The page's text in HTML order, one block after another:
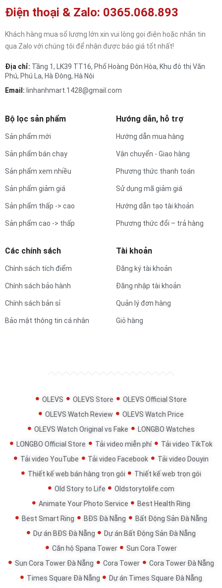
Điện thoại & Zalo: 0365.068.893
Khách hàng mua số lượng lớn xin vui lòng gọi điện hoặc nhắn tin
qua Zalo với chúng tôi để nhận được báo giá tốt nhất!
Địa chỉ: Tầng 1, LK39 TT16, Phố Hoàng Đôn Hòa, Khu đô thị Văn
Phú, Phú La, Hà Đông, Hà Nội
Email: linhanhmart.1428@gmail.com
Bộ lọc sản phẩm
Sản phẩm mới
Sản phẩm bán chạy
Sản phẩm xem nhiều
Sản phẩm giảm giá
Sản phẩm thấp -> cao
Sản phẩm cao -> thấp
Hướng dẫn, hỗ trợ
Hướng dẫn mua hàng
Vận chuyển - Giao hàng
Phương thức thanh toán
Sử dụng mã giảm giá
Hướng dẫn tạo tài khoản
Phương thức đổi – trả hàng
Các chính sách
Chính sách tích điểm
Chính sách bảo hành
Chính sách bản sỉ
Bảo mật thông tin cá nhân
Tài khoản
Đăng ký tài khoản
Đăng nhập tài khoản
Quản lý đơn hàng
Giỏ hàng
OLEVS OLEVS Store
OLEVS Official Store
OLEVS Watch Review
OLEVS Watch Price
OLEVS Watch Original vs Fake
LONGBO Watches
LONGBO Official Store
Tải video miễn phí
Tải video TikTok
Tải video YouTube
Tải video Facebook
Tải video Douyin
Thiết kế web bán hàng trọn gói
Thiết kế web trọn gói
Old Story to Life
Oldstorytolife.com
Animate Your Photo Service
Best Health Ring
Best Smart Ring
BĐS Đà Nẵng
Bất Động Sản Đà Nẵng
Dự án BĐS Đà Nẵng
Dự án Bất Động Sản Đà Nẵng
Căn hộ Spana Tower
Sun Cora Tower
Sun Cora Tower Đà Nẵng
Cora Tower
Cora Tower Đà Nẵng
Times Square Đà Nẵng
Dự án Times Square Đà Nẵng